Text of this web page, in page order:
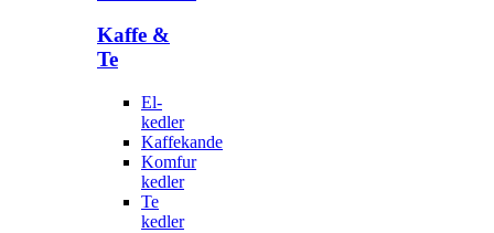
Kaffe &
Te
El-
kedler
Kaffekande
Komfur
kedler
Te
kedler